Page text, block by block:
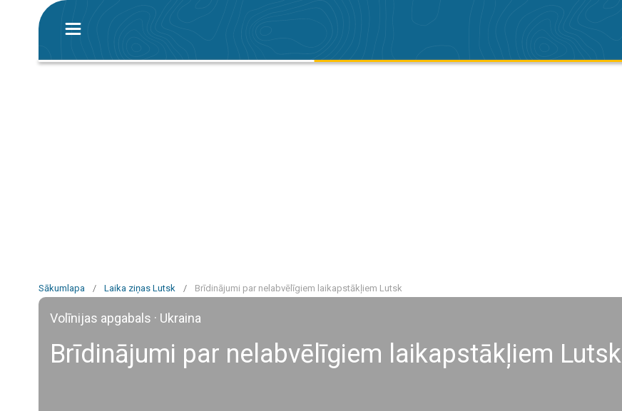
Sākumlapa / Laika ziņas Lutsk / Brīdinājumi par nelabvēlīgiem laikapstākļiem Lutsk
Volīnijas apgabals · Ukraina
Brīdinājumi par nelabvēlīgiem laikapstākļiem Lutsk